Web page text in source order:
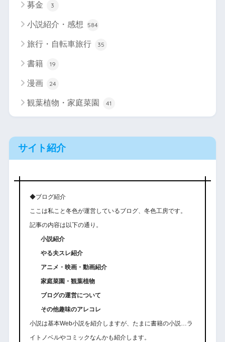
募金 3
小説紹介・感想 584
旅行・自転車旅行 35
書籍 19
漫画 24
観葉植物・家庭菜園 41
サイト紹介
◆ブログ紹介
ここは私こと冬色が運営しているブログ、冬色工房です。
記事の内容は以下の通り。
小説紹介
やる夫スレ紹介
アニメ・映画・動画紹介
家庭菜園・観葉植物
ブログの運営について
その他趣味のアレコレ
小説は基本Web小説を紹介しますが、たまに書籍の小説…ラ
イトノベルやコミックなんかも紹介します。